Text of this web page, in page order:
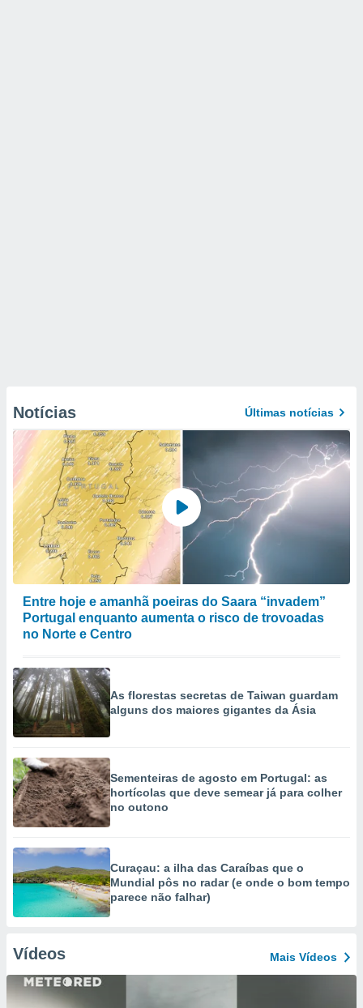
Notícias Últimas notícias
Entre hoje e amanhã poeiras do Saara “invadem”
Portugal enquanto aumenta o risco de trovoadas
no Norte e Centro
As florestas secretas de Taiwan guardam
alguns dos maiores gigantes da Ásia
Sementeiras de agosto em Portugal: as
hortícolas que deve semear já para colher
no outono
Curaçau: a ilha das Caraíbas que o
Mundial pôs no radar (e onde o bom tempo
parece não falhar)
Vídeos Mais Vídeos